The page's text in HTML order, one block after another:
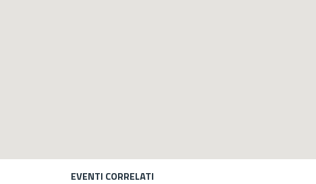
EVENTI CORRELATI